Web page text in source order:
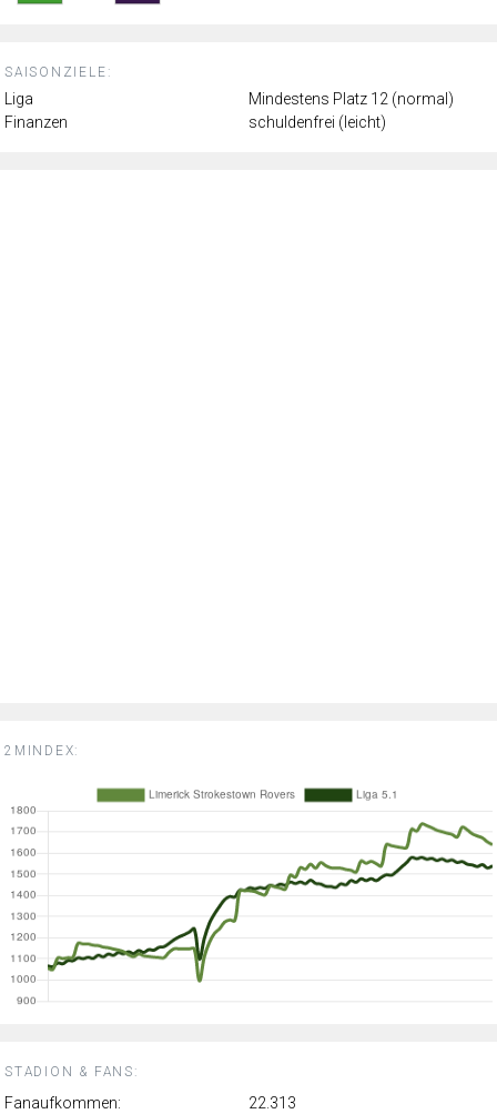
SAISONZIELE:
Liga
Mindestens Platz 12 (normal)
Finanzen
schuldenfrei (leicht)
2MINDEX:
STADION & FANS:
Fanaufkommen:
22.313